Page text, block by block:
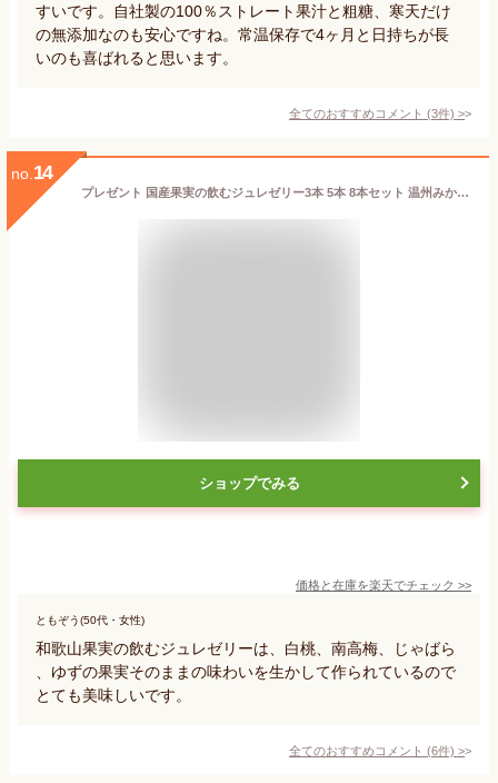
すいです。自社製の100％ストレート果汁と粗糖、寒天だけ
の無添加なのも安心ですね。常温保存で4ヶ月と日持ちが長
いのも喜ばれると思います。
全てのおすすめコメント (3件) >
no. 14
プレゼント 国産果実の飲むジュレゼリー3本 5本 8本セット 温州みかん、白桃、南高梅、じゃばら、柚子の5種類 飲むゼリー ゼリー飲料 フルーツ オシャレ 誕生日プレゼント 結婚祝い 出産祝い 8個
ショップでみる
価格と在庫を楽天でチェック >>
ともぞう(50代・女性)
和歌山果実の飲むジュレゼリーは、白桃、南高梅、じゃばら
、ゆずの果実そのままの味わいを生かして作られているので
とても美味しいです。
全てのおすすめコメント (6件) >